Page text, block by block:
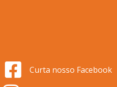
Curta nosso Facebook